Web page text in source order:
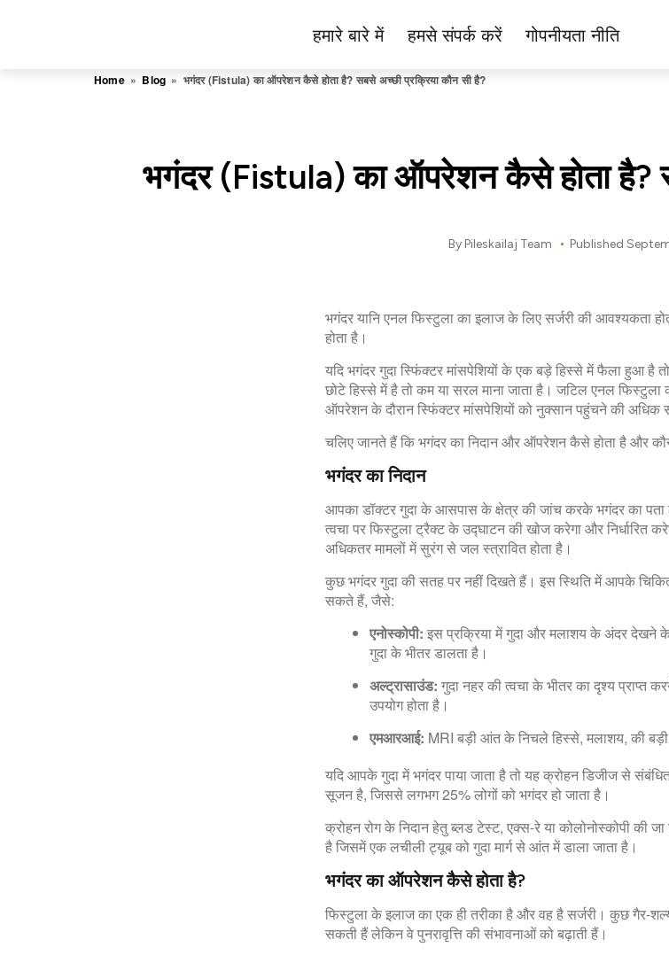
Ka
हमारे बारे में हमसे संपर्क करें गोपनीयता नीति
Home » Blog » भगंदर (Fistula) का ऑपरेशन कैसे होता है? सबसे अच्छी प्रक्रिया कौन सी है?
भगंदर (Fistula) का ऑपरेशन कैसे होता है?
By Pileskailaj Team Published
भगंदर यानि एनल फिस्‍टुला का इलाज के लिए सर्जरी की आवश्‍यकता
होता है।
यदि भगंदर गुदा स्फिंक्टर मांसपेशियों के एक बड़े हिस्‍से में फैला हुआ है
छोटे हिस्‍से में है तो कम या सरल माना जाता है। जटिल एनल फिस्‍टुला
ऑपरेशन के दौरान स्फिंक्‍टर मांसपे‍शियों को नुक्‍सान पहुंचने की अधिक
चलिए जानते हैं कि भगंदर का निदान और ऑपरेशन कैसे होता है और
भगंदर का निदान
आपका डॉक्‍टर गुदा के आसपास के क्षेत्र की जांच करके भगंदर का
त्‍वचा पर फिस्‍टुला ट्रैक्‍ट के उद्घाटन की खोज करेगा और निर्धारित
अधिकतर मामलों में सुरंग से जल स्‍त्रावित होता है।
कुछ भगंदर गुदा की सतह पर नहीं दिखते हैं। इस स्थिति में आपके
सकते हैं, जैसे:
एनोस्कोपी: इस प्रक्रिया में गुदा और मलाशय के अंदर देखने
गुदा के भीतर डालता है।
अल्ट्रासाउंड: गुदा नहर की त्वचा के भीतर का दृश्य प्राप्त
उपयोग होता है।
एमआरआई: MRI बड़ी आंत के निचले हिस्से, मलाशय, की बड़ी
यदि आपके गुदा में भगंदर पाया जाता है तो यह क्रोहन डिजीज से
सूजन है, जिससे लगभग 25% लोगों को भगंदर हो जाता है।
क्रोहन रोग के निदान हेतु ब्लड टेस्ट, एक्स-रे या कोलोनोस्कोपी की
है जिसमें एक लचीली ट्यूब को गुदा मार्ग से आंत में डाला जाता है।
भगंदर का ऑपरेशन कैसे होता है?
फिस्टुला के इलाज का एक ही तरीका है और वह है सर्जरी। कुछ गैर-
सकती हैं लेकिन वे पुनरावृत्ति की संभावनाओं को बढ़ाती हैं।